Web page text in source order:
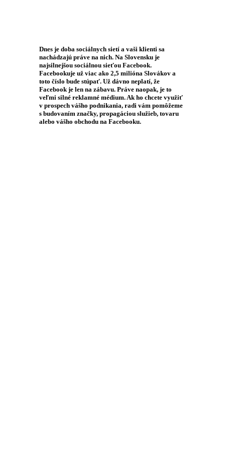
Dnes je doba sociálnych sietí a vaši klienti sa
nachádzajú práve na nich. Na Slovensku je
najsilnejšou sociálnou sieťou Facebook.
Facebookuje už viac ako 2,5 milióna Slovákov a
toto číslo bude stúpať. Už dávno neplatí, že
Facebook je len na zábavu. Práve naopak, je to
veľmi silné reklamné médium. Ak ho chcete využiť
v prospech vášho podnikania, radi vám pomôžeme
s budovaním značky, propagáciou služieb, tovaru
alebo vášho obchodu na Facebooku.